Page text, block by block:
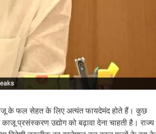
के फल सेहत के लिए अत्यंत फायदेमंद होते हैं। कुछ
प्रसंस्करण उद्योग को बढ़ावा देना चाहती है। राज्य